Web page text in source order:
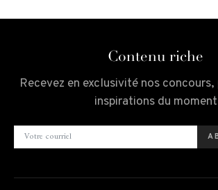
Contenu riche
Recevez en exclusivité nos
inspirations du moment